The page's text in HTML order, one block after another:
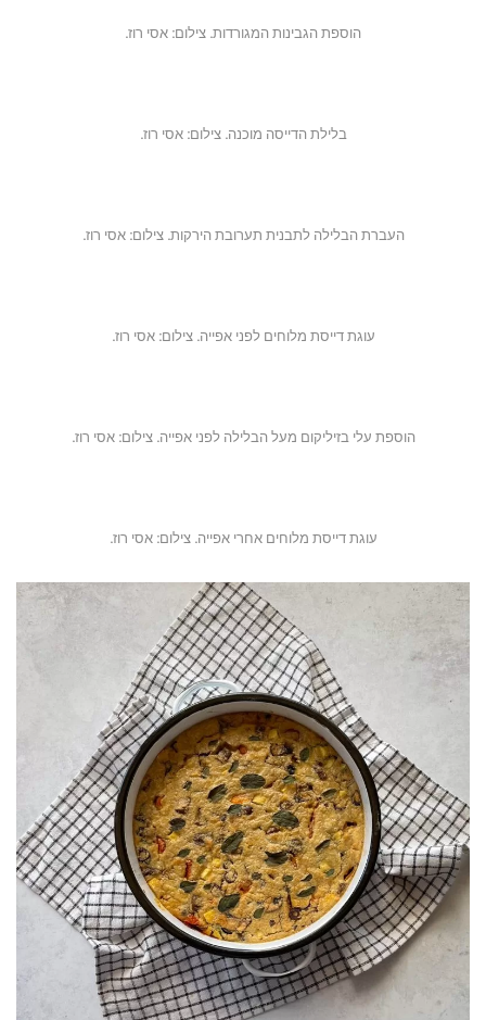
הוספת הגבינות המגורדות. צילום: אסי רוז.
בלילת הדייסה מוכנה. צילום: אסי רוז.
העברת הבלילה לתבנית תערובת הירקות. צילום: אסי רוז.
עוגת דייסת מלוחים לפני אפייה. צילום: אסי רוז.
הוספת עלי בזיליקום מעל הבלילה לפני אפייה. צילום: אסי רוז.
עוגת דייסת מלוחים אחרי אפייה. צילום: אסי רוז.